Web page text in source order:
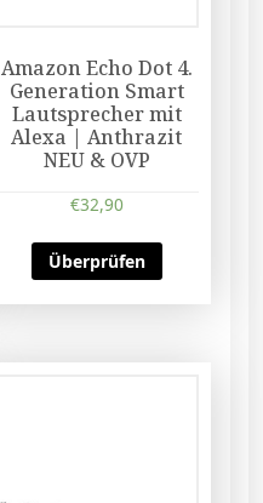
Amazon Echo Dot 4.
Generation Smart
Lautsprecher mit
Alexa | Anthrazit
NEU & OVP
€32,90
Überprüfen